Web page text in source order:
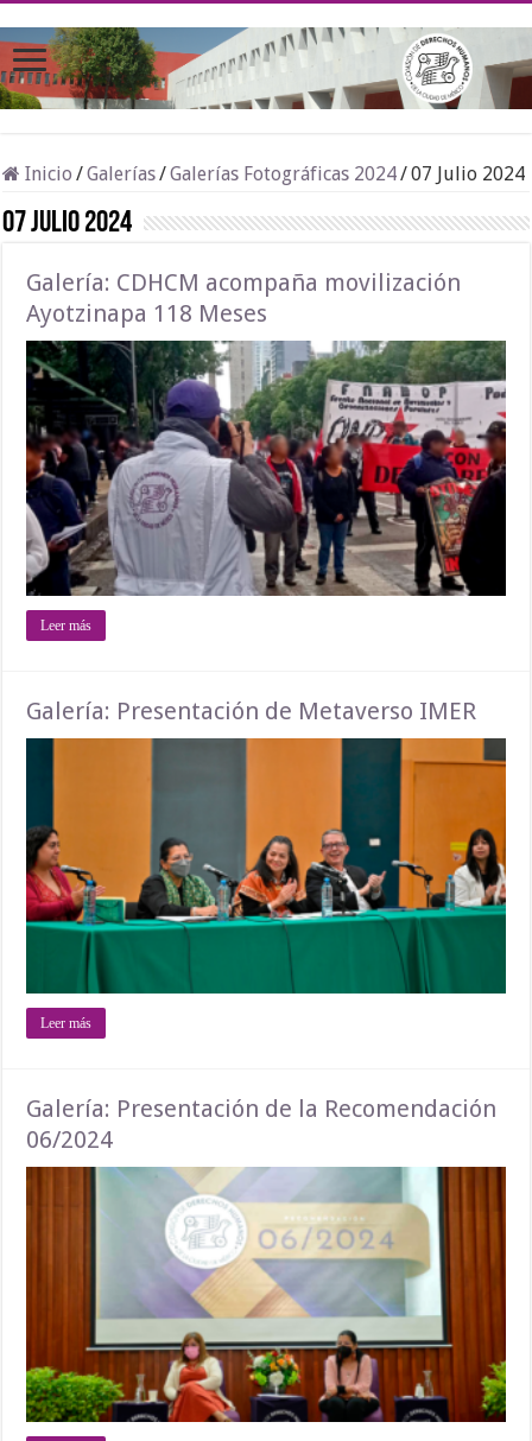
Inicio /Galerías/Galerías Fotográficas 2024/07 Julio 2024
07 Julio 2024
Galería: CDHCM acompaña movilización
Ayotzinapa 118 Meses
Leer más
Galería: Presentación de Metaverso IMER
Leer más
Galería: Presentación de la Recomendación
06/2024